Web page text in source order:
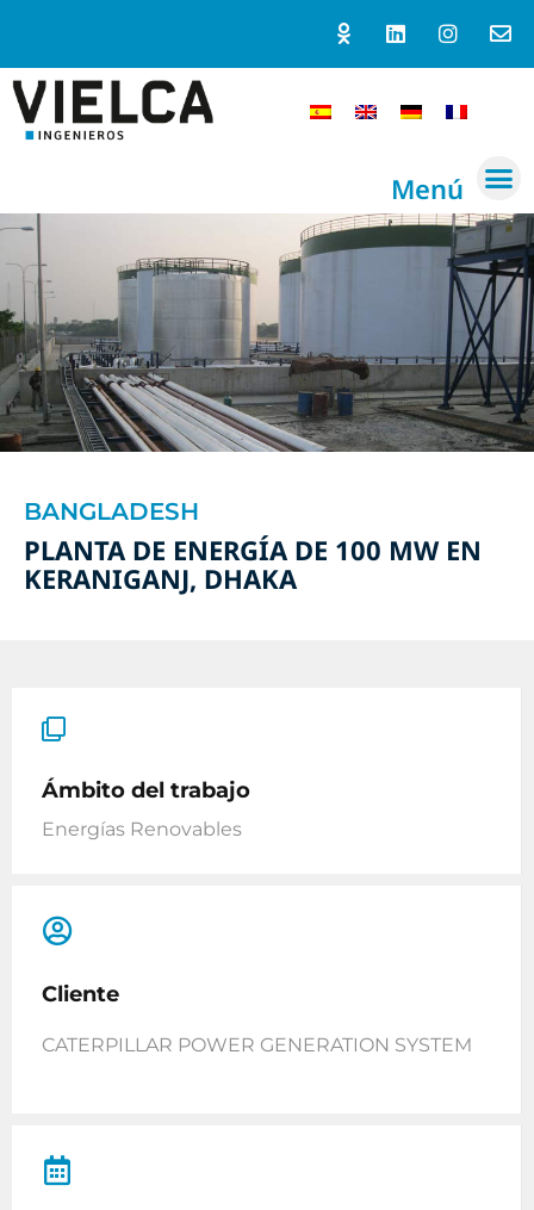
Menú
BANGLADESH
PLANTA DE ENERGÍA DE 100 MW EN
KERANIGANJ, DHAKA
Ámbito del trabajo
Energías Renovables
Cliente
CATERPILLAR POWER GENERATION SYSTEM